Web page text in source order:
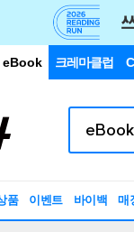
eBook 크레마클럽
품 이벤트 바이백 매